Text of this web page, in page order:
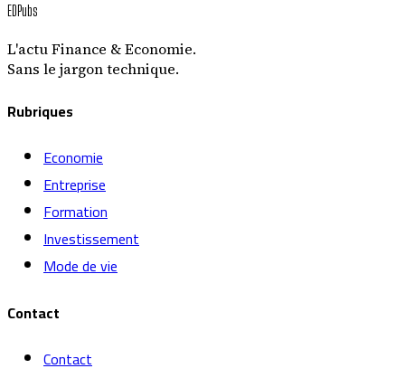
EDPubs
L'actu Finance & Economie.
Sans le jargon technique.
Rubriques
Economie
Entreprise
Formation
Investissement
Mode de vie
Contact
Contact